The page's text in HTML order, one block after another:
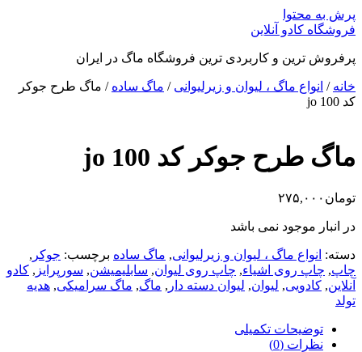
پرش به محتوا
فروشگاه کادو آنلاین
پرفروش ترین و کاربردی ترین فروشگاه ماگ در ایران
خانه / انواع ماگ ، لیوان و زیرلیوانی / ماگ ساده / ماگ طرح جوکر
کد jo 100
ماگ طرح جوکر کد jo 100
تومان ۲۷۵,۰۰۰
در انبار موجود نمی باشد
دسته: انواع ماگ ، لیوان و زیرلیوانی, ماگ ساده برچسب: جوکر ,
چاپ, چاپ روی اشیاء, چاپ روی لیوان, سابلیمیشن, سورپرایز , کادو
آنلاین, کادویی, لیوان, لیوان دسته دار , ماگ, ماگ سرامیکی, هدیه
تولد
توضیحات تکمیلی
نظرات (0)